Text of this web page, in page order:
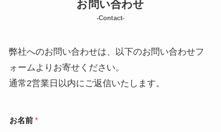
お問い合わせ
-Contact-
弊社へのお問い合わせは、以下のお問い合わせフ
ォームよりお寄せください。
通常2営業日以内にご返信いたします。
お名前 *